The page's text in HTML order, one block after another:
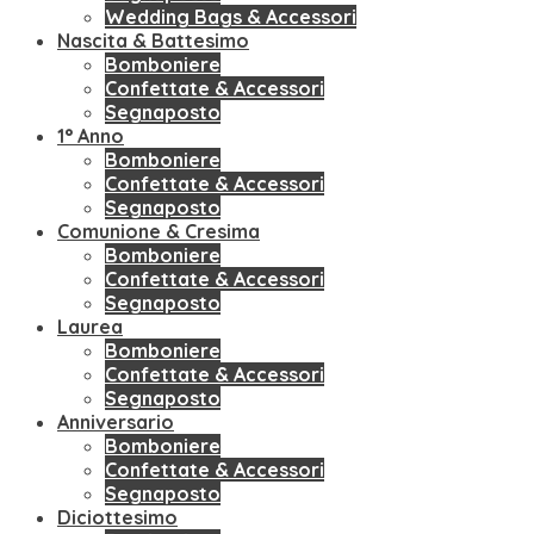
Wedding Bags & Accessori
Nascita & Battesimo
Bomboniere
Confettate & Accessori
Segnaposto
1° Anno
Bomboniere
Confettate & Accessori
Segnaposto
Comunione & Cresima
Bomboniere
Confettate & Accessori
Segnaposto
Laurea
Bomboniere
Confettate & Accessori
Segnaposto
Anniversario
Bomboniere
Confettate & Accessori
Segnaposto
Diciottesimo